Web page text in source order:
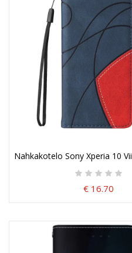
Nahkakotelo Sony Xperia 10
€ 16.70